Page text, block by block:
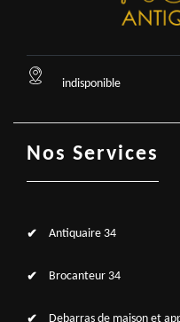
indisponible
Nos Services
Antiquaire 34
Brocanteur 34
Debarras de maison et